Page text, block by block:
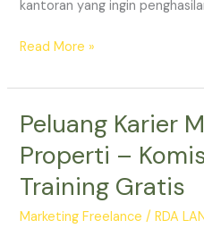
kantoran yang ingin
Read More »
Peluang Karier
Properti –
Training Gratis
Marketing Freelance /RDA
Peluang
Marketing
Properti
Komisi